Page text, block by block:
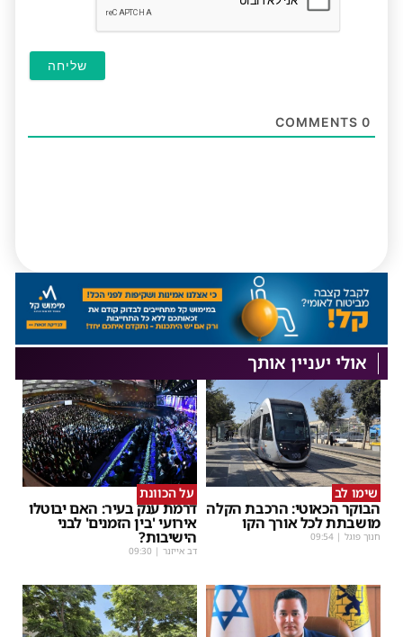
0
אולי יעניין אותך
שימו לב
הבוקר הכאוטי: הרכבת הקלה
מושבתת לכל אורך הקו
חנוך פוגל |
09:54
על הכוונת
דרמת ענק בעיר: האם יבוטלו
אירועי 'בין הזמנים' לבני
הישיבות?
דב אייזנר |
09:30